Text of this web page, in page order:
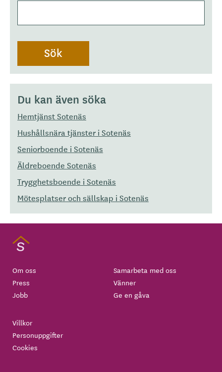
Du kan även söka
Hemtjänst Sotenäs
Hushållsnära tjänster i Sotenäs
Seniorboende i Sotenäs
Äldreboende Sotenäs
Trygghetsboende i Sotenäs
Mötesplatser och sällskap i Sotenäs
Om oss
Press
Jobb
Samarbeta med oss
Vänner
Ge en gåva
Villkor
Personuppgifter
Cookies